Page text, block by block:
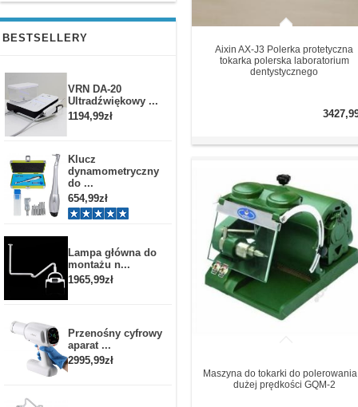
BESTSELLERY
VRN DA-20
Ultradźwiękowy ...
1194,99zł
Klucz
dynamometryczny
do ...
654,99zł
Lampa główna do
montażu n...
1965,99zł
Przenośny cyfrowy
aparat ...
2995,99zł
Aixin AX-J3 Polerka protetyczna
tokarka polerska laboratorium
dentystycznego
Maszyna do tokarki do
dużej prędkości GQM-2